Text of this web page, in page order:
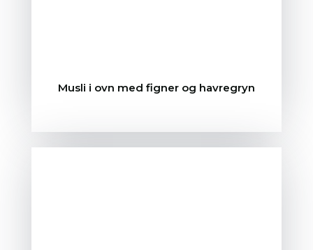
Musli i ovn med figner og havregryn